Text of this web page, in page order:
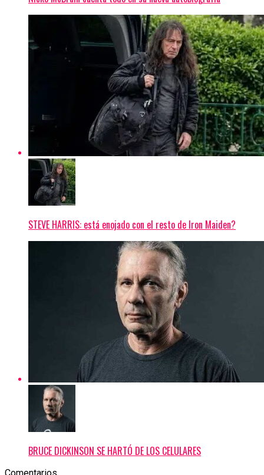
STEVE HARRIS: está enojado con el resto de Iron Maiden?
BRUCE DICKINSON SE HARTÓ DE LOS CELULARES